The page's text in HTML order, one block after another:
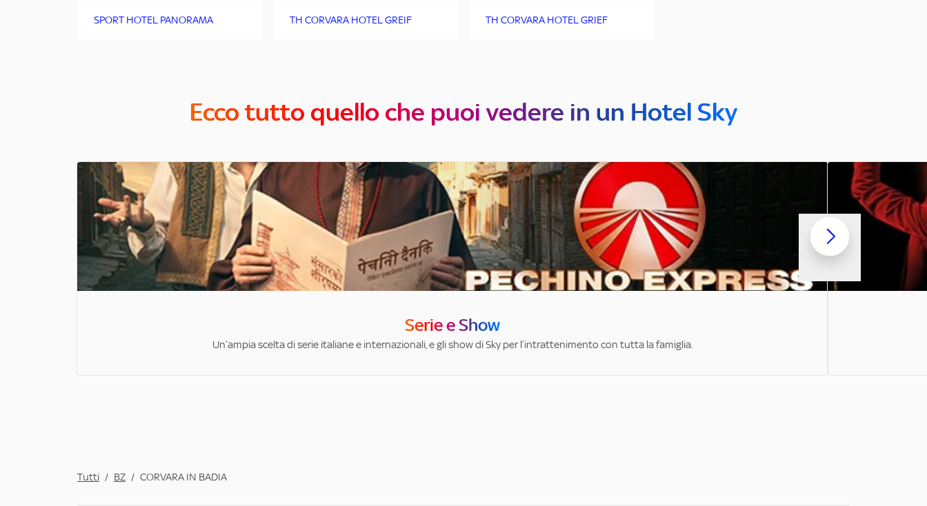
SPORT HOTEL PANORAMA TH CORVARA HOTEL GREIF TH CORVARA HOTEL GRIEF
Ecco tutto quello che puoi vedere in un Hotel Sky
Serie e Show
Un’ampia scelta di serie italiane e internazionali, e gli show di Sky per l’intrattenimento con tutta la famiglia.
Tutti / BZ / CORVARA IN BADIA